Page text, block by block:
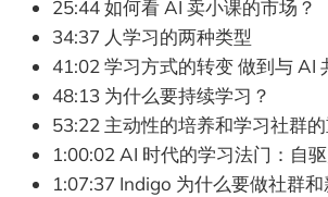
25:44 如何看 AI 卖小课的市场？
34:37 人学习的两种类型
41:02 学习方式的转变 做到与 AI
48:13 为什么要持续学习？
53:22 主动性的培养和学习社群
1:00:02 AI 时代的学习法门：自
1:07:37 Indigo 为什么要做社群